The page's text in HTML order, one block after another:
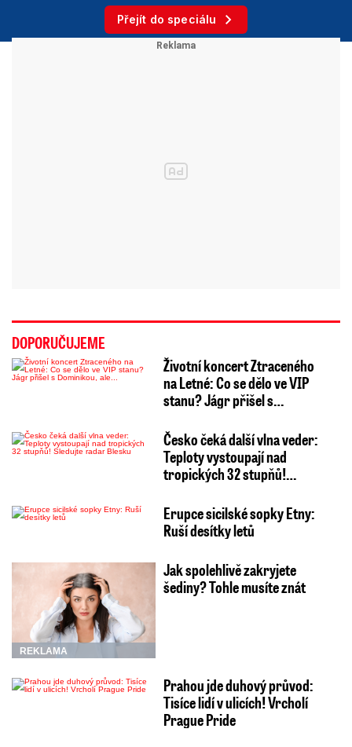
Přejít do speciálu
DOPORUČUJEME
Životní koncert Ztraceného
na Letné: Co se dělo ve VIP
stanu? Jágr přišel s…
Česko čeká další vlna veder:
Teploty vystoupají nad
tropických 32 stupňů!…
Erupce sicilské sopky Etny:
Ruší desítky letů
REKLAMA
Jak spolehlivě zakryjete
šediny? Tohle musíte znát
Prahou jde duhový průvod:
Tisíce lidí v ulicích! Vrcholí
Prague Pride